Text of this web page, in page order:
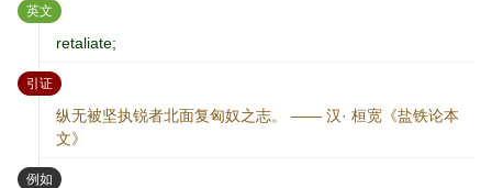
英文 ：
retaliate;
引证：
纵无被坚执锐者北面复匈奴之志。 —— 汉· 桓宽《盐铁论本
文》
例如 ：